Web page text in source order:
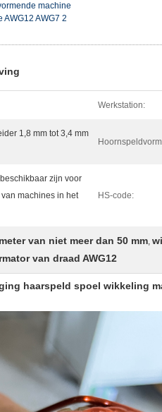
machine
AWG7 2
Werkstation:
1,8 mm tot 3,4 mm
zijn voor
machines in het
HS-code:
van niet meer dan 50 mm,
van draad AWG12
haarspeld spoel wikkeling